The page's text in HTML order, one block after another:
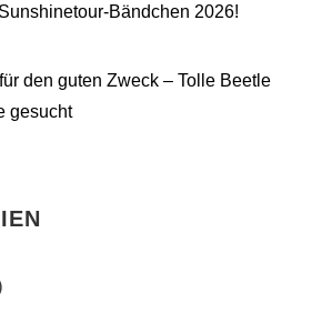
Bändchen 2026!
den guten Zweck – Tolle Beetle
gesucht